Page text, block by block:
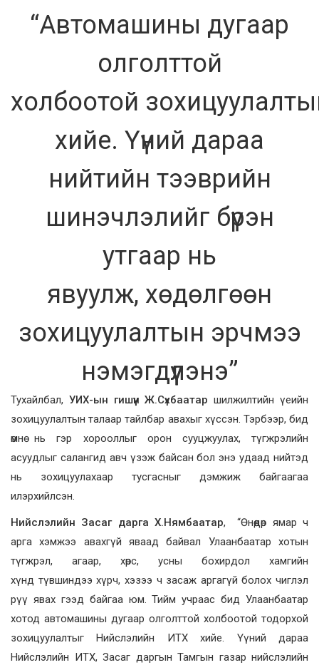
“Автомашины дугаар
олголттой
холбоотой
хийе. Үүний дараа
нийтийн тээврийн
шинэчлэлийг бүрэн
утгаар нь
явуулж, хөдөлгөөн
зохицуулалтын эрчмээ
нэмэгдүүлэнэ”
Тухайлбал, УИХ-ын гишүүн Ж.Сүхбаатаршилжилтийн үеийн
зохицуулалтын талаар тайлбар авахыг хүссэн. Тэрбээр, бид
өмнө нь гэр хорооллыг орон сууцжуулах, түгжрэлийн
асуудлыг салангид авч үзэж байсан бол энэ удаад нийтэд
нь зохицуулахаар тусгасныг дэмжиж байгаагаа
илэрхийлсэн.
Нийслэлийн Засаг дарга Х.Нямбаатар, “Өнөөдөр ямар ч
арга хэмжээ авахгүй яваад байвал Улаанбаатар хотын
түгжрэл, агаар, хөрс, усны бохирдол хамгийн
хүнд түвшиндээ хүрч, хэзээ ч засаж аргагүй болох чиглэл
рүү явах гээд байгаа юм. Тийм учраас бид Улаанбаатар
хотод автомашины дугаар олголттой холбоотой тодорхой
зохицуулалтыг Нийслэлийн ИТХ хийе. Үүний дараа
Нийслэлийн ИТХ, Засаг даргын Тамгын газар нийслэлийн